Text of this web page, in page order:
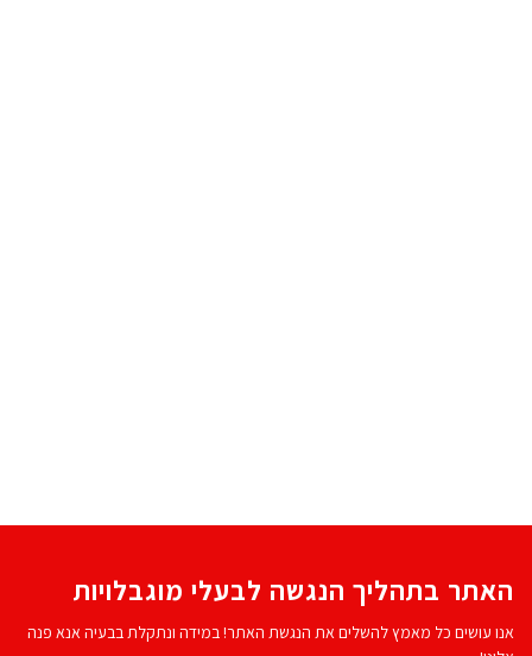
האתר בתהליך הנגשה לבעלי מוגבלויות
אנו עושים כל מאמץ להשלים את הנגשת האתר! במידה ונתקלת בבעיה אנא פנה